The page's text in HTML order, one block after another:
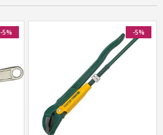
-5% -5%